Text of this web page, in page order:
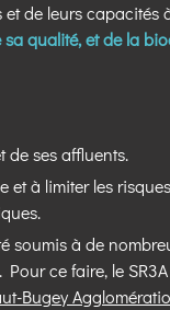
de leurs capacités
qualité, et de la
de ses affluents.
à limiter les
soumis à de
ce faire, le
Bugey